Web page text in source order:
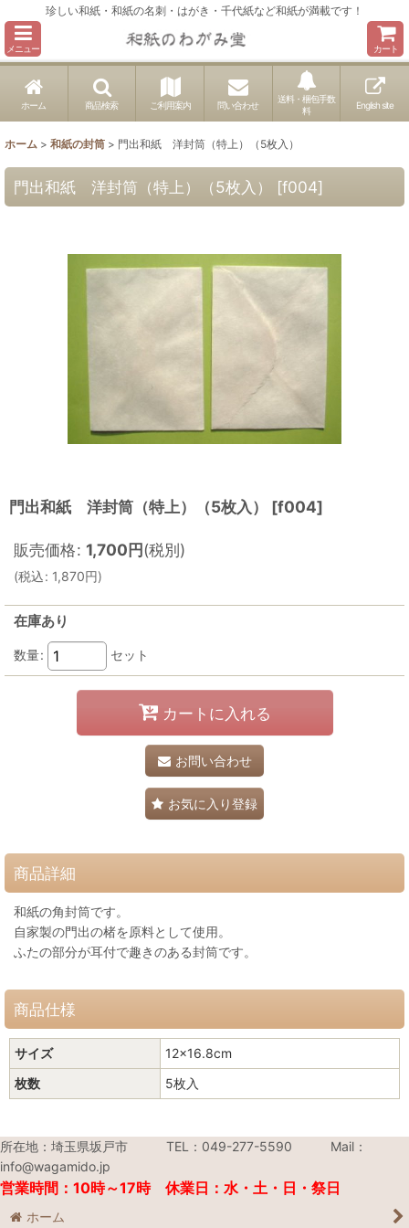
珍しい和紙・和紙の名刺・はがき・千代紙など和紙が満載です！
メニュー カート
ホーム 商品検索 ご利用案内 問い合わせ
送料・梱包手数
料
English site
ホーム > 和紙の封筒 > 門出和紙 洋封筒（特上）（5枚入）
門出和紙 洋封筒（特上）（5枚入） [f004]
門出和紙 洋封筒（特上）（5枚入） [f004]
販売価格: 1,700円(税別)
(税込: 1,870円)
在庫あり
数量: セット
カートに入れる
お問い合わせ
お気に入り登録
商品詳細
和紙の角封筒です。
自家製の門出の楮を原料として使用。
ふたの部分が耳付で趣きのある封筒です。
商品仕様
サイズ
12×16.8cm
枚数
5枚入
所在地：埼玉県坂戸市 TEL：049-277-5590 Mail：
info@wagamido.jp
営業時間：10時～17時 休業日：水・土・日・祭日
ホーム